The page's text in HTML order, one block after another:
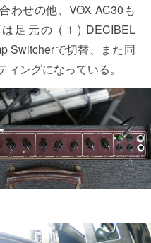
わせの他、VOX AC30も
足元の ( 1 ) DECIBEL
Switcherで切替、また同
ングになっている。